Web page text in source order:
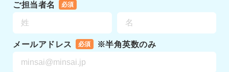
ご担当者名 必須
メールアドレス 必須 ※半角英数のみ